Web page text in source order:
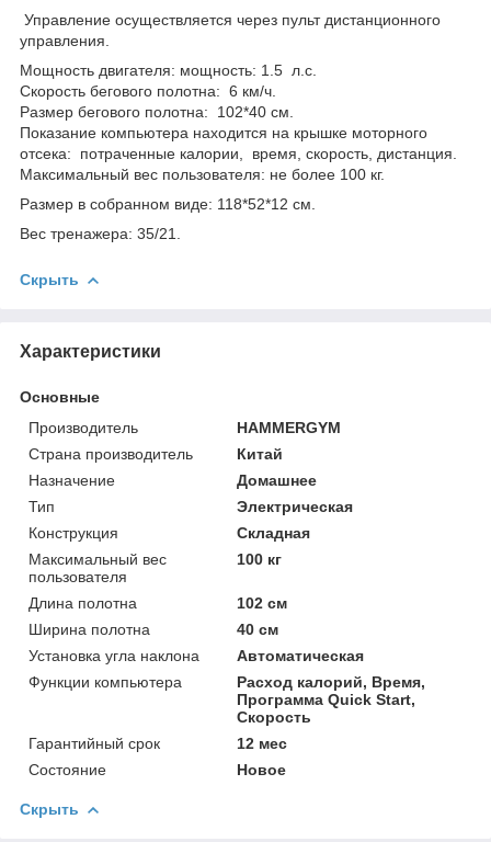
Управление осуществляется через пульт дистанционного
управления.
Мощность двигателя: мощность: 1.5 л.с.
Скорость бегового полотна: 6 км/ч.
Размер бегового полотна: 102*40 см.
Показание компьютера находится на крышке моторного
отсека: потраченные калории, время, скорость, дистанция.
Максимальный вес пользователя: не более 100 кг.
Размер в собранном виде: 118*52*12 см.
Вес тренажера: 35/21.
Скрыть
Характеристики
Основные
Производитель
HAMMERGYM
Страна производитель
Китай
Назначение
Домашнее
Тип
Электрическая
Конструкция
Складная
Максимальный вес
пользователя
100 кг
Длина полотна
102 см
Ширина полотна
40 см
Установка угла наклона
Автоматическая
Функции компьютера
Расход калорий, Время,
Программа Quick Start,
Скорость
Гарантийный срок
12 мес
Состояние
Новое
Скрыть